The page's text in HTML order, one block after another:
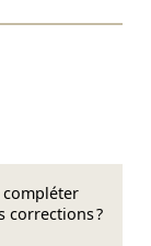
corrections ?